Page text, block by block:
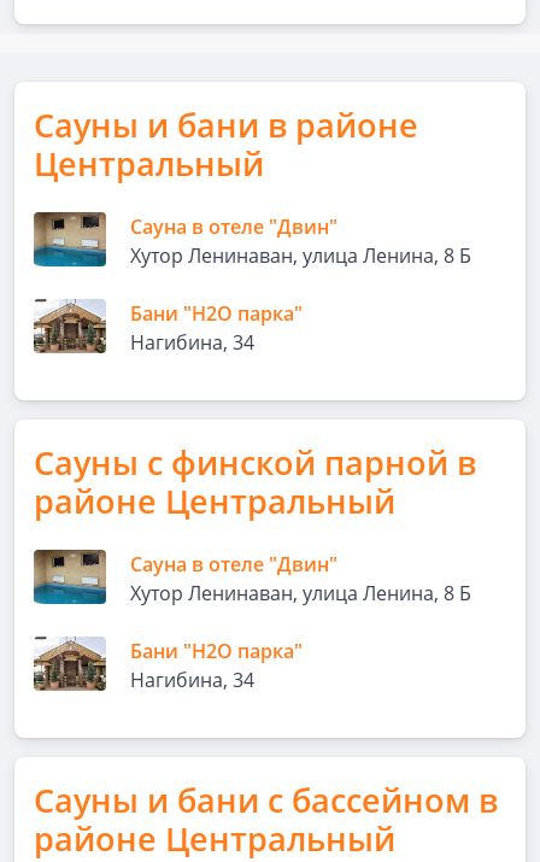
Сауны и бани в районе
Центральный
Сауна в отеле "Двин"
Хутор Ленинаван, улица Ленина, 8 Б
Бани "H2O парка"
Нагибина, 34
Сауны с финской парной в
районе Центральный
Сауна в отеле "Двин"
Хутор Ленинаван, улица Ленина, 8 Б
Бани "H2O парка"
Нагибина, 34
Сауны и бани с бассейном в
районе Центральный